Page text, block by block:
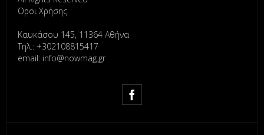
Όροι Χρήσης
Καυκάσου 145, 11364 Αθήνα
Τηλ.: +302108815417
email: info@nowmag.gr